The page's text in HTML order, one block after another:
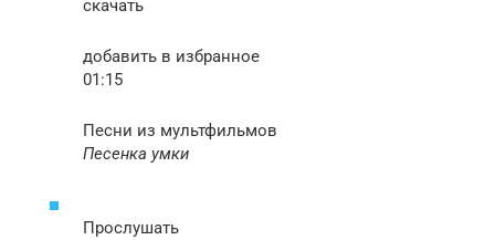
скачать
добавить в избранное
01:15
Песни из мультфильмов
Песенка умки
Прослушать